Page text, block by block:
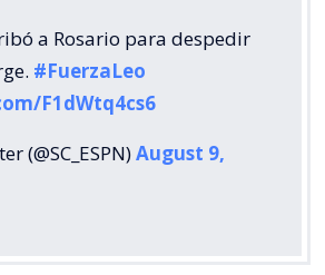
a Rosario para despedir
#FuerzaLeo
F1dWtq4cs6
(@SC_ESPN)August 9,